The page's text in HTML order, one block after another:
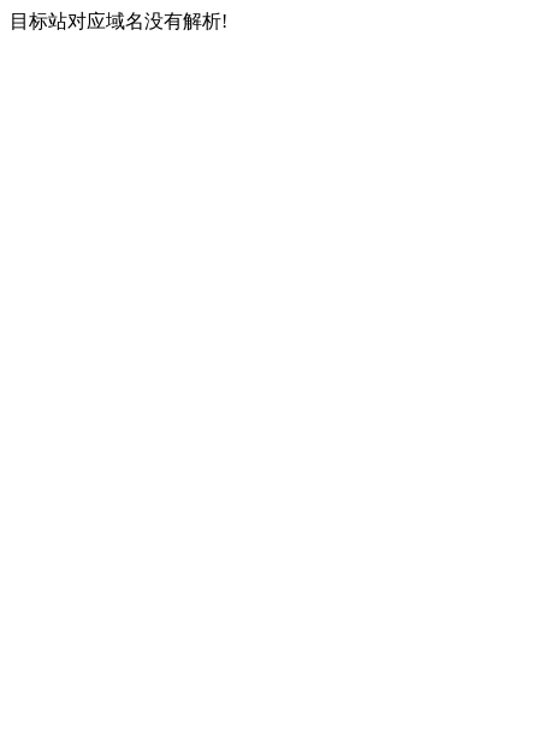
目标站对应域名没有解析!